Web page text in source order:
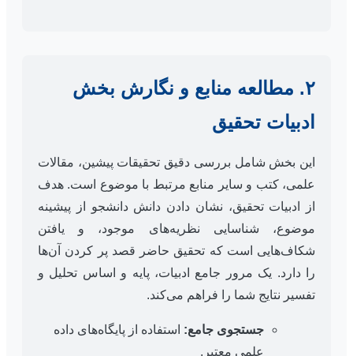
۲. مطالعه منابع و نگارش بخش
ادبیات تحقیق
این بخش شامل بررسی دقیق تحقیقات پیشین، مقالات
علمی، کتب و سایر منابع مرتبط با موضوع است. هدف
از ادبیات تحقیق، نشان دادن دانش دانشجو از پیشینه
موضوع، شناسایی نظریه‌های موجود، و یافتن
شکاف‌هایی است که تحقیق حاضر قصد پر کردن آن‌ها
را دارد. یک مرور جامع ادبیات، پایه و اساس تحلیل و
تفسیر نتایج شما را فراهم می‌کند.
جستجوی جامع: استفاده از پایگاه‌های داده
علمی معتبر.